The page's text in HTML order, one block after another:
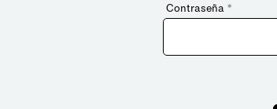
Contraseña *